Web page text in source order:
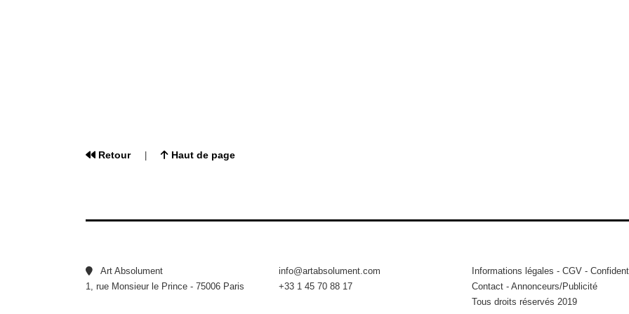
Retour| Haut de page
Art Absolument
1, rue Monsieur le Prince - 75006 Paris
info@artabsolument.com
+33 1 45 70 88 17
Informations légales - CGV -
Contact - Annonceurs/Publicité
Tous droits réservés 2019